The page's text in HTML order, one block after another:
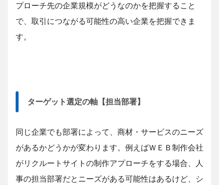
プローチ先の企業規模がどうなのかを把握すること
で、取引につながる可能性の高い企業を把握できま
す。
ターゲット選定の軸【担当部署】
同じ企業でも部署によって、商材・サービスのニーズ
があるかどうかが変わります。例えばＷＥＢ制作会社
がリクルートサイトの制作アプローチをする場合、人
事の担当部署だとニーズがある可能性はあるけど、シ